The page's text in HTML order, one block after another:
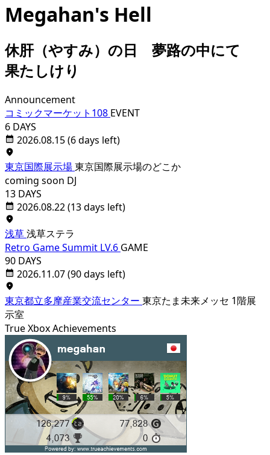
Megahan's Hell
休肝（やすみ）の日 夢路の中にて
果たしけり
Announcement
コミックマーケット108 EVENT
6 DAYS
2026.08.15(6 days left)
東京国際展示場東京国際展示場のどこか
coming soon DJ
13 DAYS
2026.08.22(13 days left)
浅草浅草ステラ
Retro Game Summit LV.6 GAME
90 DAYS
2026.11.07(90 days left)
東京都立多摩産業交流センター 東京たま未来メッセ 1階展
示室
True Xbox Achievements